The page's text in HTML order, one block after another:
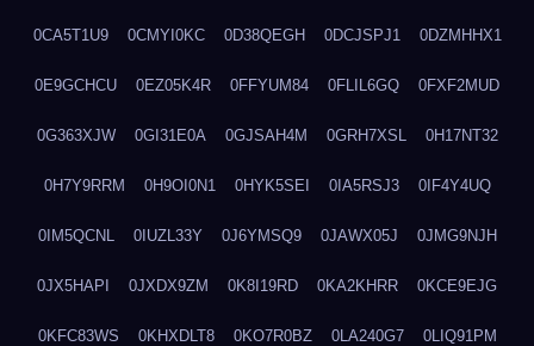
0CA5T1U9 0CMYI0KC 0D38QEGH 0DCJSPJ1 0DZMHHX1
0E9GCHCU 0EZ05K4R 0FFYUM84 0FLIL6GQ 0FXF2MUD
0G363XJW 0GI31E0A 0GJSAH4M 0GRH7XSL 0H17NT32
0H7Y9RRM 0H9OI0N1 0HYK5SEI 0IA5RSJ3 0IF4Y4UQ
0IM5QCNL 0IUZL33Y 0J6YMSQ9 0JAWX05J 0JMG9NJH
0JX5HAPI 0JXDX9ZM 0K8I19RD 0KA2KHRR 0KCE9EJG
0KFC83WS 0KHXDLT8 0KO7R0BZ 0LA240G7 0LIQ91PM